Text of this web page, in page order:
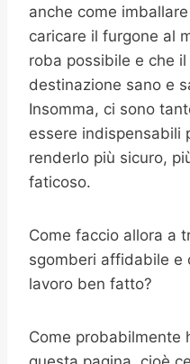
anche come
caricare il furgone al
roba possibile e che
destinazione sano e
Insomma, ci sono
essere indispensabili
renderlo più sicuro,
faticoso.
Come faccio allora a
sgomberi affidabile e
lavoro ben fatto?
Come probabilmente